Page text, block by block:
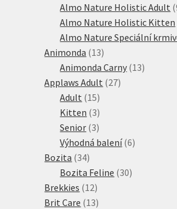
produkt
Almo Nature Holistic Adult
Almo Nature Holistic Kitten
Almo Nature Speciální
Animonda 1313
produktů
Animonda Carny 1313
Applaws Adult 2727
Adult 1515
produktů
Kitten 33
produkty
Senior 33
produkty
Výhodná balení 66
Bozita 3434
produktů
Bozita Feline 3030
Brekkies 1212
produktů
Brit Care 1313